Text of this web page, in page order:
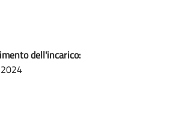
dell'incarico: